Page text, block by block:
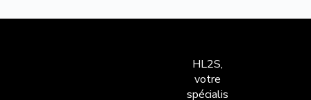
HL2S,
votre
spécialis